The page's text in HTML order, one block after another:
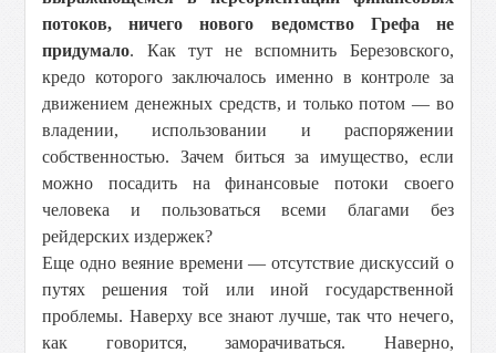
потоков, ничего нового ведомство Грефа не
придумало. Как тут не вспомнить Березовского,
кредо которого заключалось именно в контроле за
движением денежных средств, и только потом — во
владении, использовании и распоряжении
собственностью. Зачем биться за имущество, если
можно посадить на финансовые потоки своего
человека и пользоваться всеми благами без
рейдерских издержек?
Еще одно веяние времени — отсутствие дискуссий о
путях решения той или иной государственной
проблемы. Наверху все знают лучше, так что нечего,
как говорится, заморачиваться. Наверно,